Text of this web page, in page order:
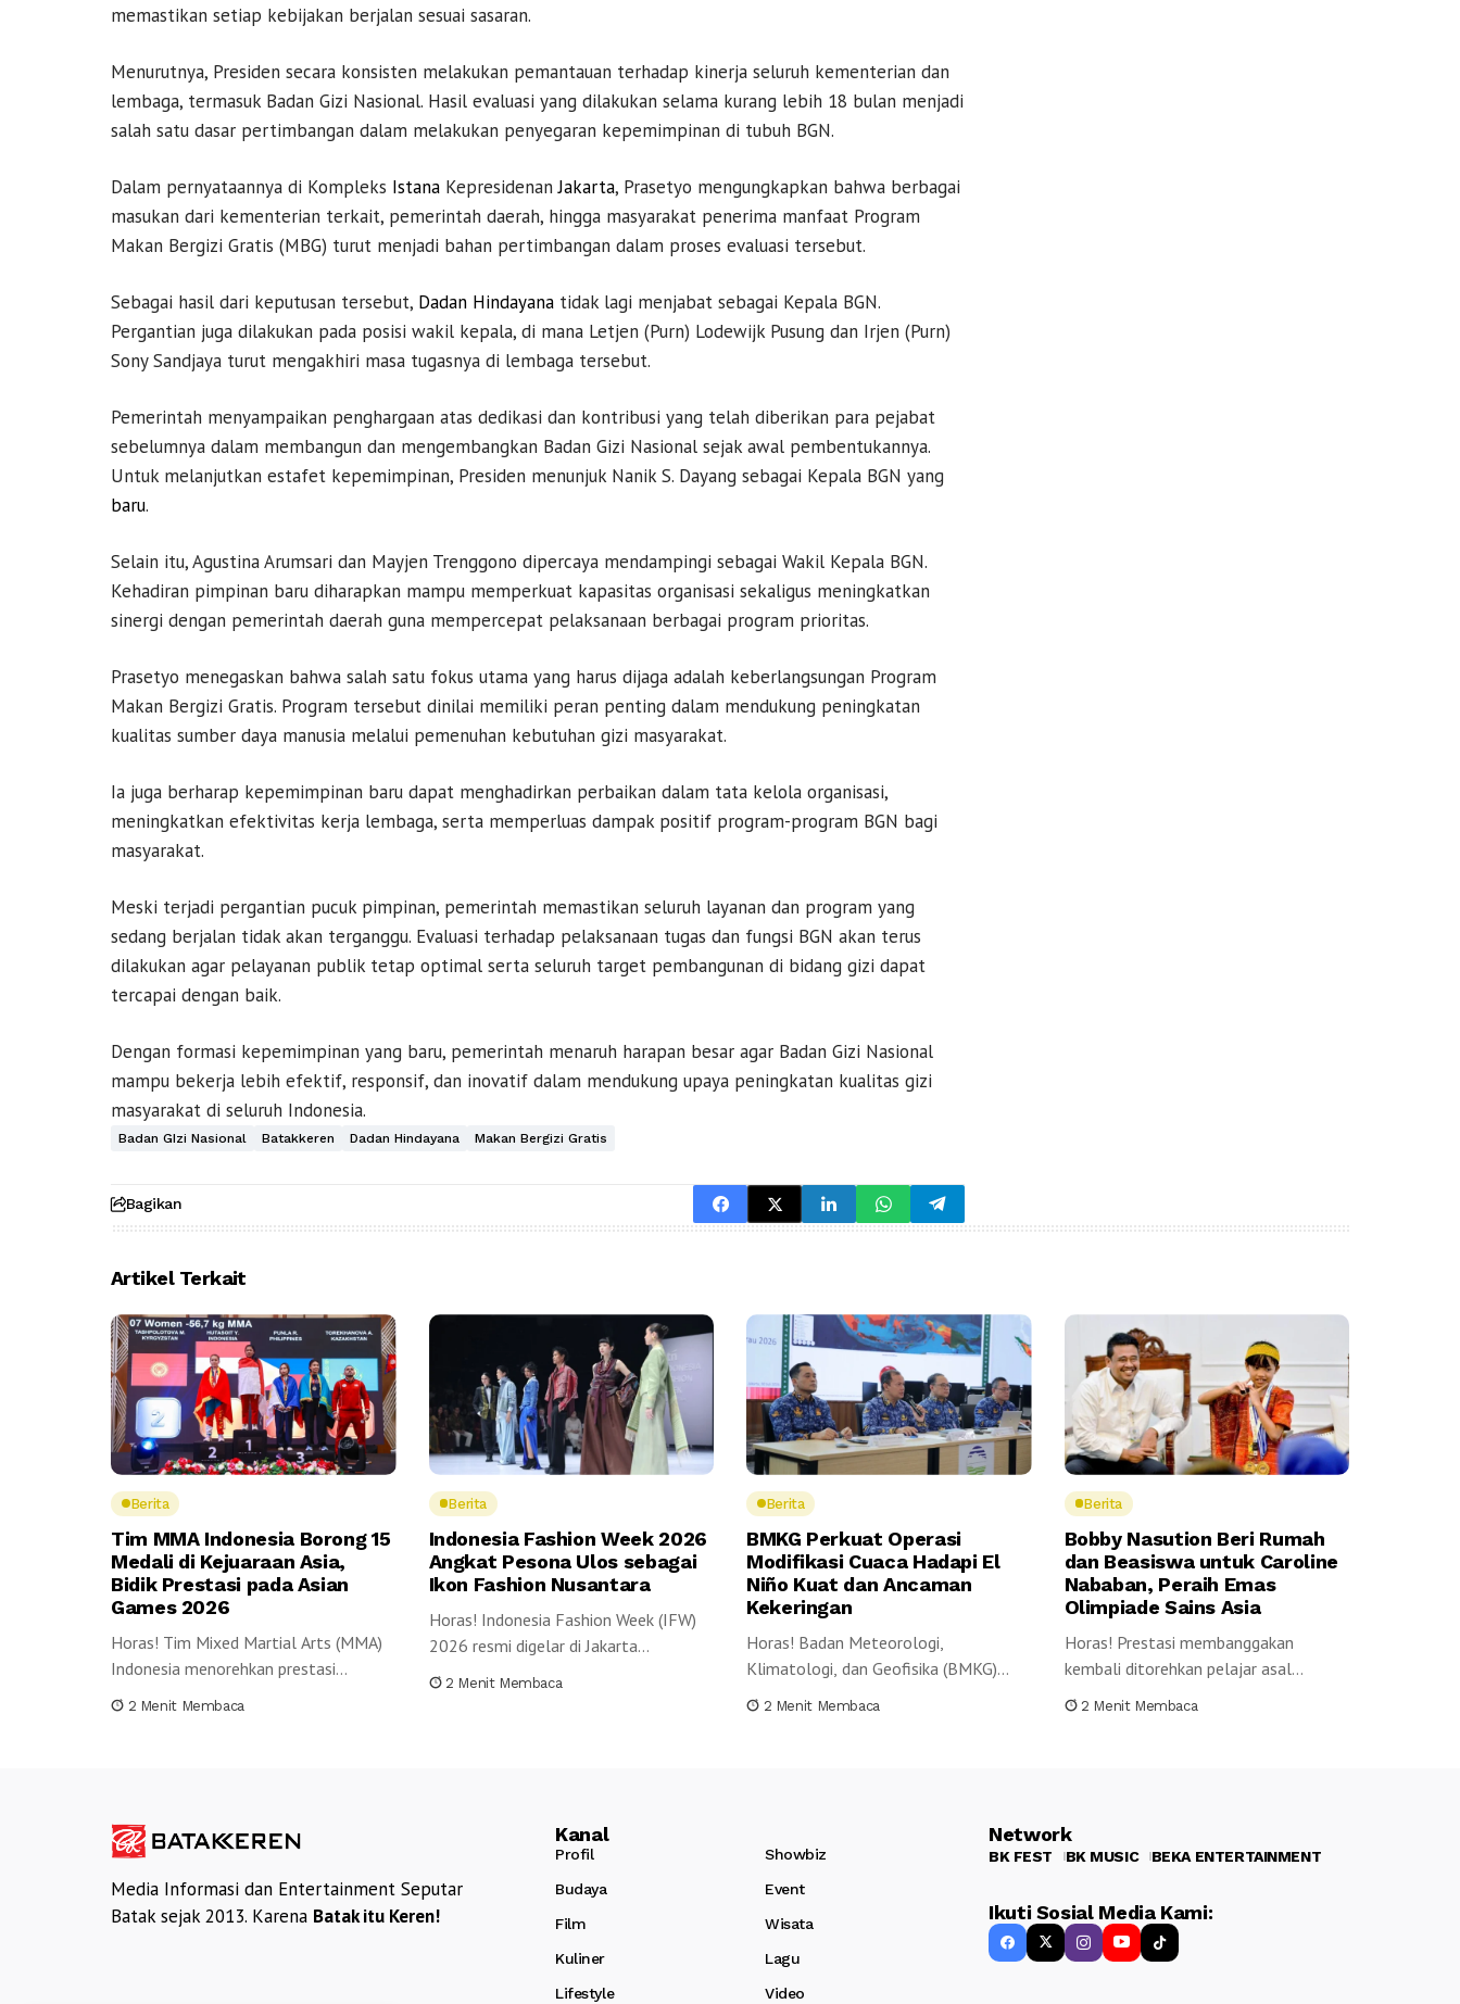
memastikan setiap kebijakan berjalan sesuai sasaran.
Menurutnya, Presiden secara konsisten melakukan pemantauan terhadap kinerja seluruh kementerian dan
lembaga, termasuk Badan Gizi Nasional. Hasil evaluasi yang dilakukan selama kurang lebih 18 bulan menjadi
salah satu dasar pertimbangan dalam melakukan penyegaran kepemimpinan di tubuh BGN.
Dalam pernyataannya di Kompleks Istana KepresidenanJakarta, Prasetyo mengungkapkan bahwa berbagai
masukan dari kementerian terkait, pemerintah daerah, hingga masyarakat penerima manfaat Program
Makan Bergizi Gratis (MBG) turut menjadi bahan pertimbangan dalam proses evaluasi tersebut.
Sebagai hasil dari keputusan tersebut, Dadan Hindayana tidak lagi menjabat sebagai Kepala BGN.
Pergantian juga dilakukan pada posisi wakil kepala, di mana Letjen (Purn) Lodewijk Pusung dan Irjen (Purn)
Sony Sandjaya turut mengakhiri masa tugasnya di lembaga tersebut.
Pemerintah menyampaikan penghargaan atas dedikasi dan kontribusi yang telah diberikan para pejabat
sebelumnya dalam membangun dan mengembangkan Badan Gizi Nasional sejak awal pembentukannya.
Untuk melanjutkan estafet kepemimpinan, Presiden menunjuk Nanik S. Dayang sebagai Kepala BGN yang
baru.
Selain itu, Agustina Arumsari dan Mayjen Trenggono dipercaya mendampingi sebagai Wakil Kepala BGN.
Kehadiran pimpinan baru diharapkan mampu memperkuat kapasitas organisasi sekaligus meningkatkan
sinergi dengan pemerintah daerah guna mempercepat pelaksanaan berbagai program prioritas.
Prasetyo menegaskan bahwa salah satu fokus utama yang harus dijaga adalah keberlangsungan Program
Makan Bergizi Gratis. Program tersebut dinilai memiliki peran penting dalam mendukung peningkatan
kualitas sumber daya manusia melalui pemenuhan kebutuhan gizi masyarakat.
Ia juga berharap kepemimpinan baru dapat menghadirkan perbaikan dalam tata kelola organisasi,
meningkatkan efektivitas kerja lembaga, serta memperluas dampak positif program-program BGN bagi
masyarakat.
Meski terjadi pergantian pucuk pimpinan, pemerintah memastikan seluruh layanan dan program yang
sedang berjalan tidak akan terganggu. Evaluasi terhadap pelaksanaan tugas dan fungsi BGN akan terus
dilakukan agar pelayanan publik tetap optimal serta seluruh target pembangunan di bidang gizi dapat
tercapai dengan baik.
Dengan formasi kepemimpinan yang baru, pemerintah menaruh harapan besar agar Badan Gizi Nasional
mampu bekerja lebih efektif, responsif, dan inovatif dalam mendukung upaya peningkatan kualitas gizi
masyarakat di seluruh Indonesia.
Badan GIzi Nasional Batakkeren Dadan Hindayana Makan Bergizi Gratis
Bagikan
Artikel Terkait
Berita
Tim MMA Indonesia Borong 15
Medali di Kejuaraan Asia,
Bidik Prestasi pada Asian
Games 2026
Horas! Tim Mixed Martial Arts (MMA)
Indonesia menorehkan prestasi
membanggakan pada ajang GAMMA...
2 Menit Membaca
Berita
Indonesia Fashion Week 2026
Angkat Pesona Ulos sebagai
Ikon Fashion Nusantara
Horas! Indonesia Fashion Week (IFW)
2026 resmi digelar di Jakarta
Convention Center...
2 Menit Membaca
Berita
BMKG Perkuat Operasi
Modifikasi Cuaca Hadapi El
Niño Kuat dan Ancaman
Kekeringan
Horas! Badan Meteorologi,
Klimatologi, dan Geofisika (BMKG)
memperkirakan Indonesia akan
2 Menit Membaca
Berita
Bobby Nasution Beri Rumah
dan Beasiswa untuk Caroline
Nababan, Peraih Emas
Olimpiade Sains Asia
Horas! Prestasi membanggakan
kembali ditorehkan pelajar asal
Sumatera Utara. Caroline Cicilia
2 Menit Membaca
Media Informasi dan Entertainment Seputar
Batak sejak 2013. Karena Batak itu Keren!
Kanal
Profil
Showbiz
Budaya
Event
Film
Wisata
Kuliner
Lagu
Lifestyle
Video
Network
BK FEST BK MUSIC BEKA ENTERTAINMENT
Ikuti Sosial Media Kami: